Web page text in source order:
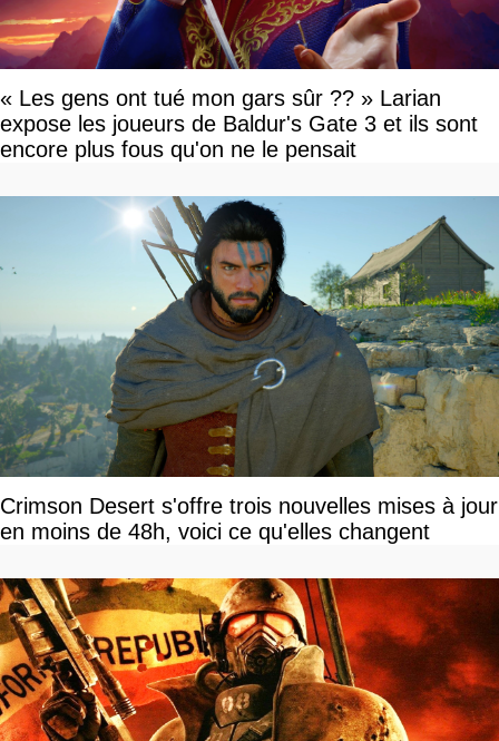
« Les gens ont tué mon gars sûr ?? » Larian
expose les joueurs de Baldur's Gate 3 et ils sont
encore plus fous qu'on ne le pensait
Crimson Desert s'offre trois nouvelles mises à jour
en moins de 48h, voici ce qu'elles changent